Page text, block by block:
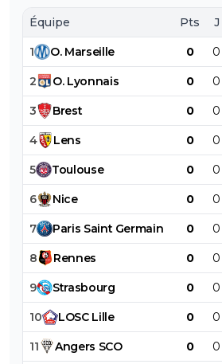
Équipe Pts J
1 O. Marseille 0 0
2 O. Lyonnais 0 0
3 Brest 0 0
4 Lens 0 0
5 Toulouse 0 0
6 Nice 0 0
7 Paris Saint Germain 0 0
8 Rennes 0 0
9 Strasbourg 0 0
10 LOSC Lille 0 0
11 Angers SCO 0 0